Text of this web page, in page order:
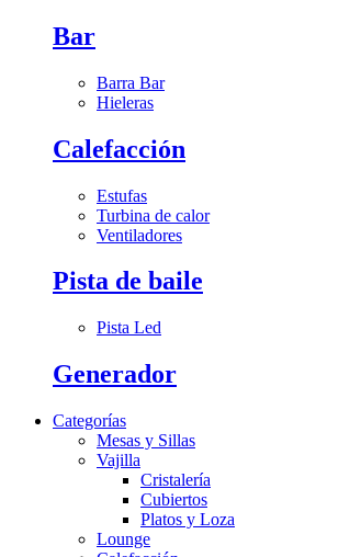
Bar
Barra Bar
Hieleras
Calefacción
Estufas
Turbina de calor
Ventiladores
Pista de baile
Pista Led
Generador
Categorías
Mesas y Sillas
Vajilla
Cristalería
Cubiertos
Platos y Loza
Lounge